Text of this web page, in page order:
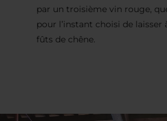
par un troisième vin rouge,
pour l’instant choisi de laisser
fûts de chêne.